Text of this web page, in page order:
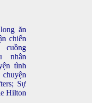
ăn
chiến
nhân
tình
Sự
Hilton